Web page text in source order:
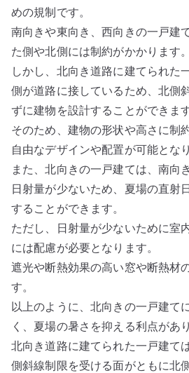
めの規制です。
南向きや東向き、西向きの一戸建
た側や北側には制約がかかります。
しかし、北向き道路に建てられた
側が道路に接しているため、北側
ずに建物を設計することができます
そのため、建物の形状や高さに制
自由なデザインや配置が可能とな
また、北向きの一戸建ては、南向
日射量が少ないため、夏場の直射
することができます。
ただし、日射量が少ないために室
には配慮が必要となります。
遮光や断熱効果の高い窓や断熱材
す。
以上のように、北向きの一戸建て
く、夏場の暑さを抑える利点があ
北向き道路に建てられた一戸建て
側斜線制限を受ける面がともに北